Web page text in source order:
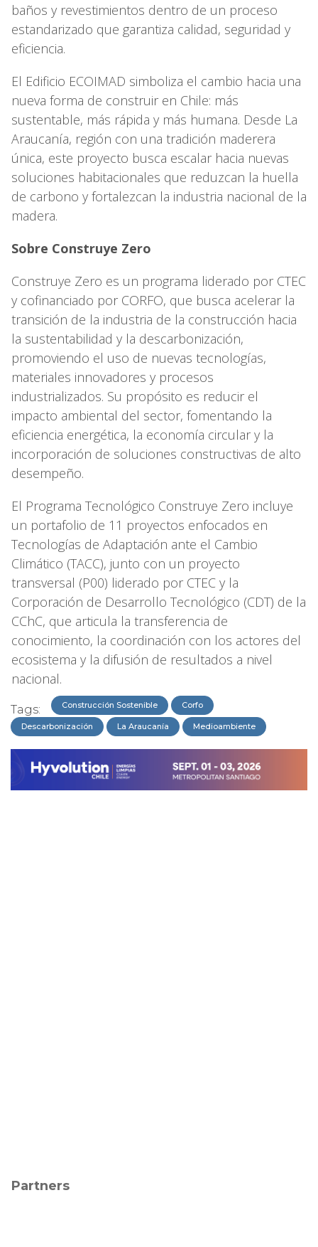
baños y revestimientos dentro de un proceso
estandarizado que garantiza calidad, seguridad y
eficiencia.
El Edificio ECOIMAD simboliza el cambio hacia una
nueva forma de construir en Chile: más
sustentable, más rápida y más humana. Desde La
Araucanía, región con una tradición maderera
única, este proyecto busca escalar hacia nuevas
soluciones habitacionales que reduzcan la huella
de carbono y fortalezcan la industria nacional de la
madera.
Sobre Construye Zero
Construye Zero es un programa liderado por CTEC
y cofinanciado por CORFO, que busca acelerar la
transición de la industria de la construcción hacia
la sustentabilidad y la descarbonización,
promoviendo el uso de nuevas tecnologías,
materiales innovadores y procesos
industrializados. Su propósito es reducir el
impacto ambiental del sector, fomentando la
eficiencia energética, la economía circular y la
incorporación de soluciones constructivas de alto
desempeño.
El Programa Tecnológico Construye Zero incluye
un portafolio de 11 proyectos enfocados en
Tecnologías de Adaptación ante el Cambio
Climático (TACC), junto con un proyecto
transversal (P00) liderado por CTEC y la
Corporación de Desarrollo Tecnológico (CDT) de la
CChC, que articula la transferencia de
conocimiento, la coordinación con los actores del
ecosistema y la difusión de resultados a nivel
nacional.
Tags: Construcción Sostenible Corfo
Descarbonización La Araucanía Medioambiente
Partners